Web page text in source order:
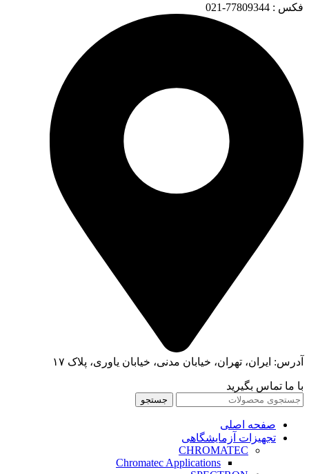
فکس : 77809344-021
آدرس: ایران، تهران، خیابان مدنی، خیابان یاوری، پلاک ۱۷
با ما تماس بگیرید
جستجو
صفحه اصلی
تجهیزات آزمایشگاهی
CHROMATEC
Chromatec Applications